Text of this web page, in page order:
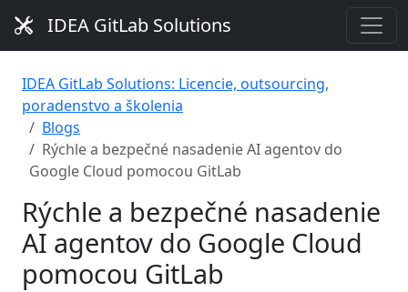
IDEA GitLab Solutions
IDEA GitLab Solutions: Licencie, outsourcing,
poradenstvo a školenia
Blogs
Rýchle a bezpečné nasadenie AI agentov do
Google Cloud pomocou GitLab
Rýchle a bezpečné nasadenie
AI agentov do Google Cloud
pomocou GitLab